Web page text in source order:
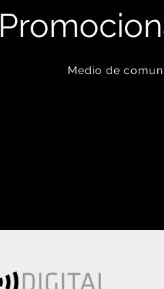
Medio de